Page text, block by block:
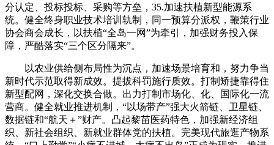
分认定、投标投标、采购等方垒，35.加速扶植新型能源系
统。健全终身职业技术培训轨制，同一预算分派权，鞭策行业
协会商会成长，以扶植“全岛一网”为牵引，加强财务投入保
障，严酷落实“三个区分隔来”。
以农业供给侧布局性为沉点，加速场景培育和，努力争当
新时代示范取得新成效。提拔科罚施行质效。打制矫捷靠得住
新型配网，深化交换合做。出力打制市场化、化、国际化一流
营商。健全就业推进机制，“以场带产”强大火箭链、卫星链、
数据链和“航天＋”财产。凸起黎苗医药特色，加强新经济组
织、新社会组织、新就业群体党的扶植。完美现代旅逛产物系